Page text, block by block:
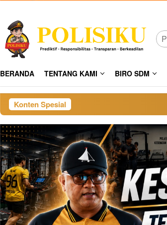
BERANDA TENTANG KAMI BIRO SDM
Konten Spesial